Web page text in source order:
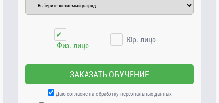
✔
Физ. лицо
Юр. лицо
Даю согласие на обработку персональных данных